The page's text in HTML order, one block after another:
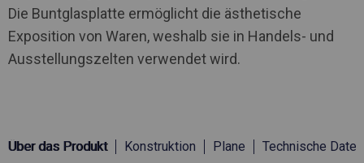
Die Buntglasplatte ermöglicht die ästhetische
Exposition von Waren, weshalb sie in Handels- und
Ausstellungszelten verwendet wird.
Über das Produkt Konstruktion Plane Technische Daten